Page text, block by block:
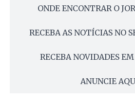
ONDE ENCONTRAR O
RECEBA AS NOTÍCIAS NO
RECEBA NOVIDADES
ANUNCIE